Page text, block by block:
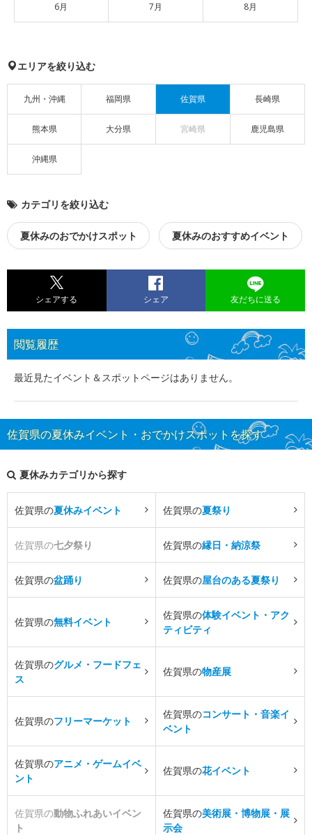
6月 7月 8月
エリアを絞り込む
九州・沖縄 福岡県 佐賀県 長崎県
熊本県 大分県 宮崎県 鹿児島県
沖縄県
カテゴリを絞り込む
夏休みのおでかけスポット 夏休みのおすすめイベント
シェアする シェア 友だちに送る
閲覧履歴
最近見たイベント＆スポットページはありません。
佐賀県の夏休みイベント・おでかけスポットを探す
夏休みカテゴリから探す
佐賀県の夏休みイベント 佐賀県の夏祭り
佐賀県の七夕祭り 佐賀県の縁日・納涼祭
佐賀県の盆踊り 佐賀県の屋台のある夏祭り
佐賀県の無料イベント
佐賀県の体験イベント・アク
ティビティ
佐賀県のグルメ・フードフェ
ス
佐賀県の物産展
佐賀県のフリーマーケット
佐賀県のコンサート・音楽イ
ベント
佐賀県のアニメ・ゲームイベ
ント
佐賀県の花イベント
佐賀県の動物ふれあいイベン
ト
佐賀県の美術展・博物展・展
示会